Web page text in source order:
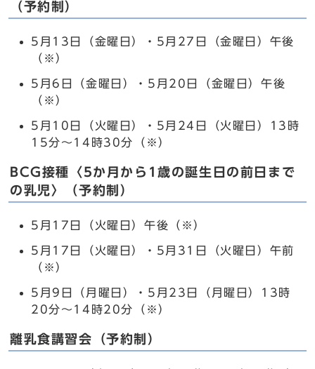
（予約制）
5月13日（金曜日）・5月27日（金曜日）午後
（※）
5月6日（金曜日）・5月20日（金曜日）午後
（※）
5月10日（火曜日）・5月24日（火曜日）13時
15分～14時30分（※）
BCG接種〈5か月から1歳の誕生日の前日まで
の乳児〉（予約制）
5月17日（火曜日）午後（※）
5月17日（火曜日）・5月31日（火曜日）午前
（※）
5月9日（月曜日）・5月23日（月曜日）13時
20分～14時20分（※）
離乳食講習会（予約制）